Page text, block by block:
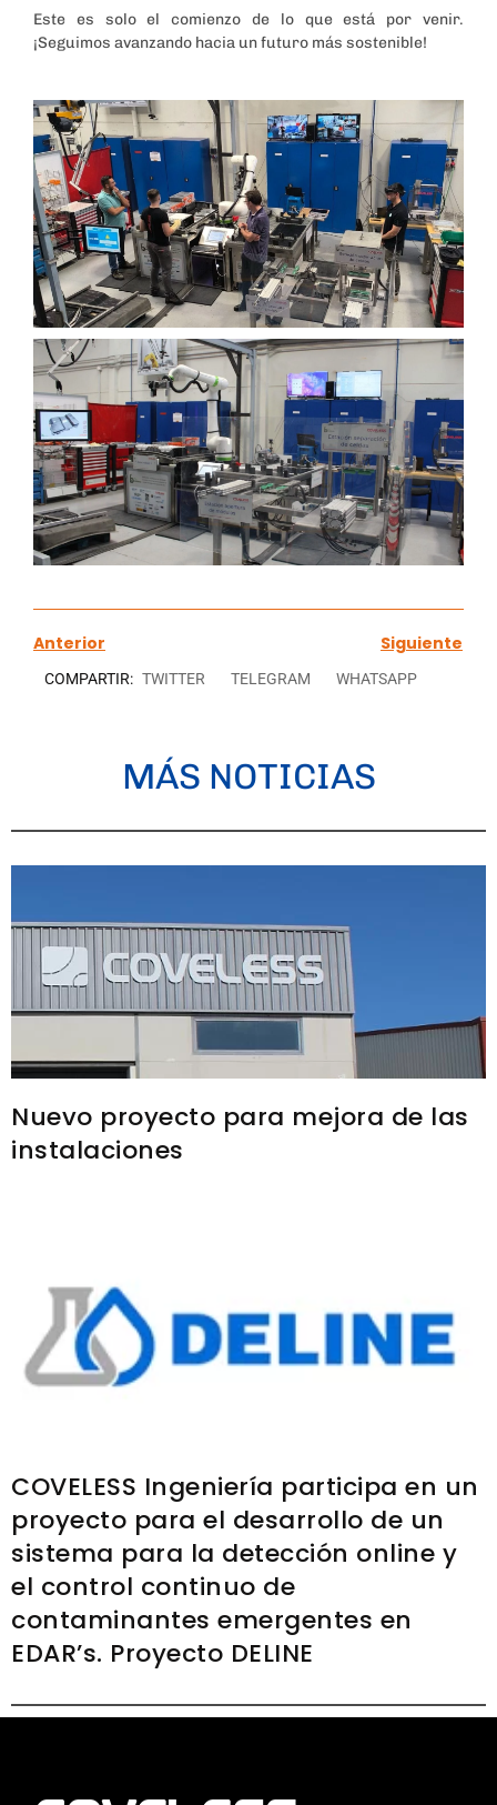
Este es solo el comienzo de lo que está por venir.
¡Seguimos avanzando hacia un futuro más sostenible!
Anterior Siguiente
COMPARTIR: TWITTER TELEGRAM WHATSAPP
MÁS NOTICIAS
Nuevo proyecto para mejora de las
instalaciones
COVELESS Ingeniería participa en un
proyecto para el desarrollo de un
sistema para la detección online y
el control continuo de
contaminantes emergentes en
EDAR’s. Proyecto DELINE